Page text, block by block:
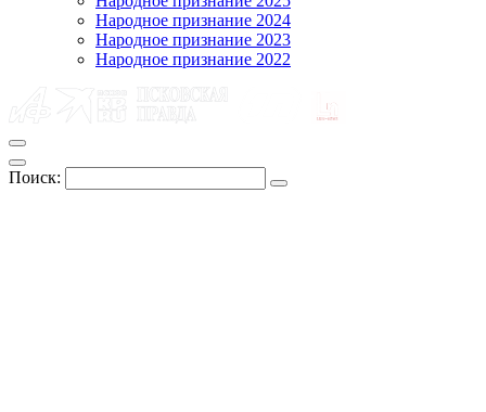
Народное признание 2024
Народное признание 2023
Народное признание 2022
Поиск: